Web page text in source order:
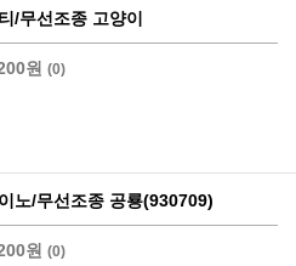
/무선조종 고양이
원 (0)
노/무선조종 공룡(930709)
원 (0)